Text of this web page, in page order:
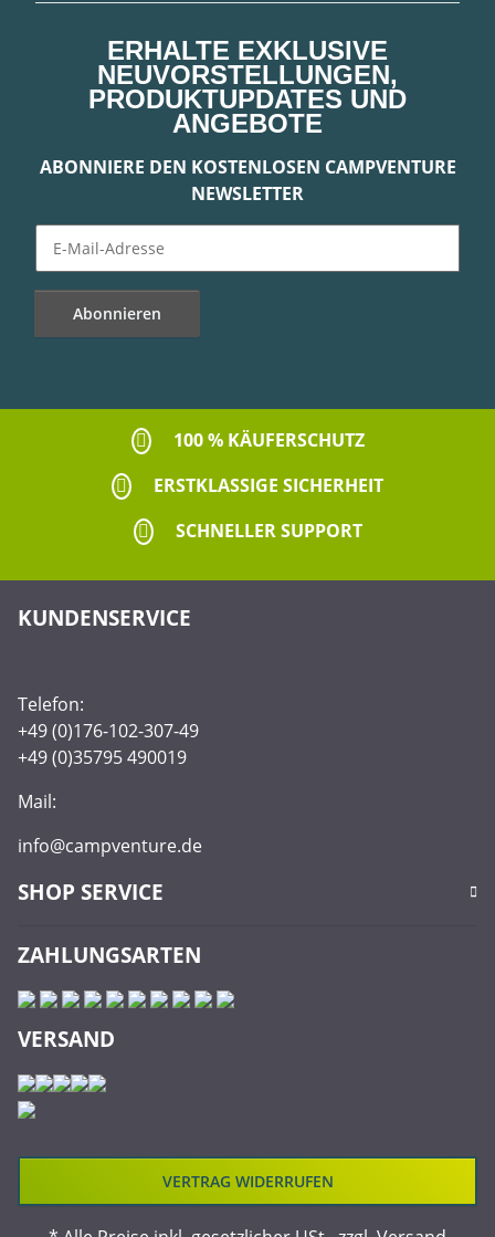
ERHALTE EXKLUSIVE
NEUVORSTELLUNGEN,
PRODUKTUPDATES UND
ANGEBOTE
ABONNIERE DEN KOSTENLOSEN CAMPVENTURE
NEWSLETTER
Abonnieren
100 % KÄUFERSCHUTZ
ERSTKLASSIGE SICHERHEIT
SCHNELLER SUPPORT
KUNDENSERVICE
Telefon:
+49 (0)176-102-307-49
+49 (0)35795 490019
Mail:
info@campventure.de
SHOP SERVICE
ZAHLUNGSARTEN
VERSAND
VERTRAG WIDERRUFEN